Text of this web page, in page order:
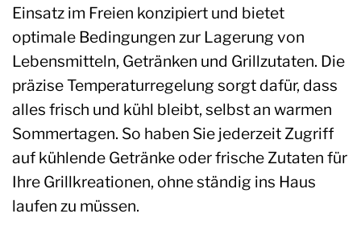
Einsatz im Freien konzipiert und bietet
optimale Bedingungen zur Lagerung von
Lebensmitteln, Getränken und Grillzutaten. Die
präzise Temperaturregelung sorgt dafür, dass
alles frisch und kühl bleibt, selbst an warmen
Sommertagen. So haben Sie jederzeit Zugriff
auf kühlende Getränke oder frische Zutaten für
Ihre Grillkreationen, ohne ständig ins Haus
laufen zu müssen.